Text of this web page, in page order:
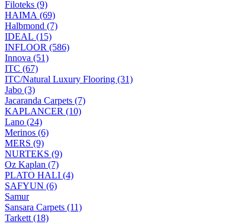
Filoteks (9)
HAIMA (69)
Halbmond (7)
IDEAL (15)
INFLOOR (586)
Innova (51)
ITC (67)
ITC/Natural Luxury Flooring (31)
Jabo (3)
Jacaranda Carpets (7)
KAPLANCER (10)
Lano (24)
Merinos (6)
MERS (9)
NURTEKS (9)
Oz Kaplan (7)
PLATO HALI (4)
SAFYUN (6)
Samur
Sansara Carpets (11)
Tarkett (18)